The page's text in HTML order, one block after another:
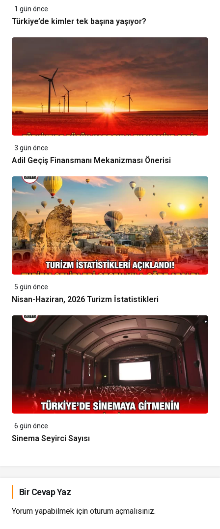
1 gün önce
Türkiye’de kimler tek başına yaşıyor?
3 gün önce
Adil Geçiş Finansmanı Mekanizması Önerisi
5 gün önce
Nisan-Haziran, 2026 Turizm İstatistikleri
6 gün önce
Sinema Seyirci Sayısı
Bir Cevap Yaz
Yorum yapabilmek için oturum açmalısınız.